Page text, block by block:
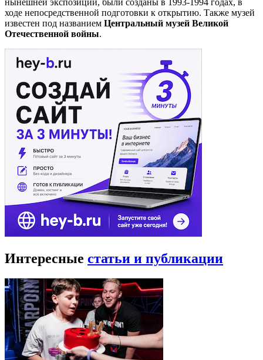
нынешней экспозиции, были созданы в 1993-1994 годах, в
ходе непосредственной подготовки к открытию. Также музей
известен под названием Центральный музей Великой
Отечественной войны.
Интересные статьи и публикации